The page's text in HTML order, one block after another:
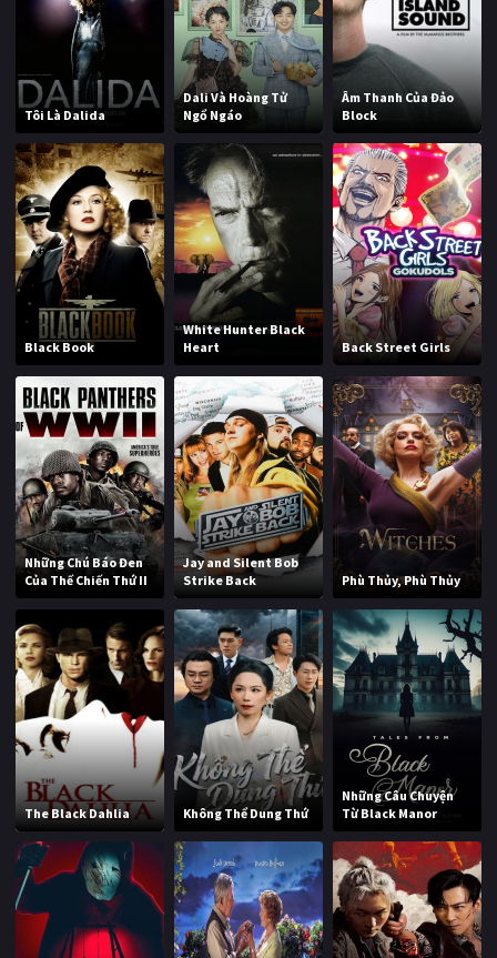
Tôi Là Dalida
Dali Và Hoàng Tử
Ngổ Ngáo
Âm Thanh Của Đảo
Block
Black Book
White Hunter Black
Heart
Back Street Girls
Những Chú Báo Đen
Của Thế Chiến Thứ II
Jay and Silent Bob
Strike Back
Phù Thủy, Phù Thủy
The Black Dahlia Không Thể Dung Thứ
Những Câu Chuyện
Từ Black Manor